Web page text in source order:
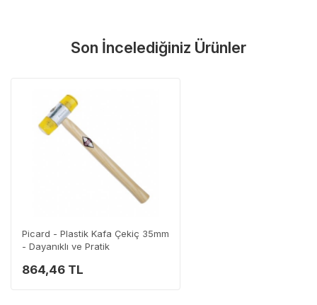
Tüm ürünlerimiz üretici firma garantisi altındadır. Size en yakın
Neden Güvenli?
Üretici Garantisi
Orijinal garanti belgeli ürünler
Yaygın Servis Ağı
Size en yakın noktayı anında bulun
Garanti Kapsamı
Yorum Yaz
Son İncelediğiniz Ürünler
Picard - Plastik Kafa Çekiç 35mm
- Dayanıklı ve Pratik
864,46 TL